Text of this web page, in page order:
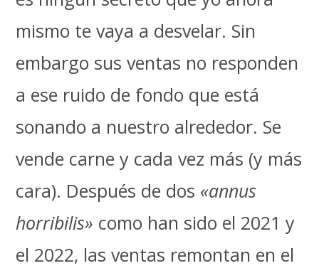
mismo te vaya a desvelar. Sin
embargo sus ventas no responden
a ese ruido de fondo que está
sonando a nuestro alrededor. Se
vende carne y cada vez más (y más
cara). Después de dos «annus
horribilis» como han sido el 2021 y
el 2022, las ventas remontan en el